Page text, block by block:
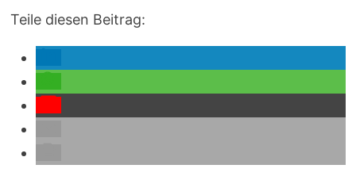
Teile diesen Beitrag: